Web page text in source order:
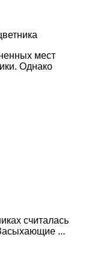
мест
Однако
считалась
...